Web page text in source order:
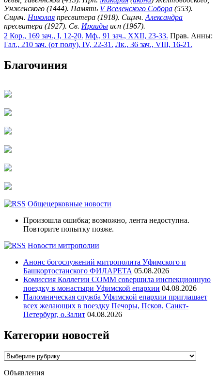
Унженского (1444). Память V Вселенского Собора (553).
Сщмч. Николая пресвитера (1918). Сщмч. Александра
пресвитера (1927). Св. Ираиды исп (1967).
2 Кор., 169 зач., I, 12-20. Мф., 91 зач., XXII, 23-33. Прав. Анны:
Гал., 210 зач. (от полу́), IV, 22-31. Лк., 36 зач., VIII, 16-21.
Благочиния
Общецерковные новости
Произошла ошибка; возможно, лента недоступна.
Повторите попытку позже.
Новости митрополии
Анонс богослужений митрополита Уфимского и
Башкортостанского ФИЛАРЕТА 05.08.2026
Комиссия Коллегии СОММ совершила инспекционную
поездку в монастыри Уфимской епархии 04.08.2026
Паломническая служба Уфимской епархии приглашает
всех желающих в поездку Печоры, Псков, Санкт-
Петербург, о.Залит 04.08.2026
Категории новостей
Категории
Объявления